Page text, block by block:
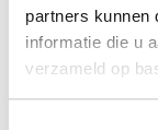
partners kunnen
informatie die u
verzameld op